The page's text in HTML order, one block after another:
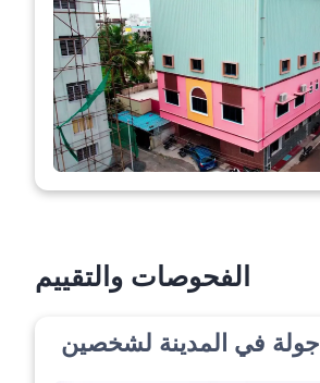
الفحوصات والتقييم
جولة في المدينة لشخصين